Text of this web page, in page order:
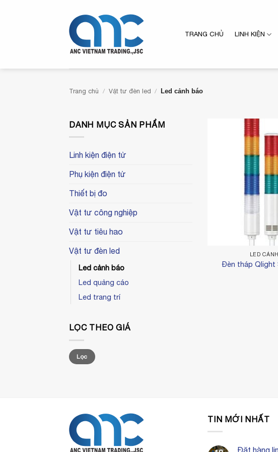
TRANG CHỦ LINH KIỆN
Trang chủ / Vật tư đèn led / Led cảnh báo
DANH MỤC SẢN PHẨM
Linh kiện điện tử
Phụ kiện điện tử
Thiết bị đo
Vật tư công nghiệp
Vật tư tiêu hao
Vật tư đèn led
Led cảnh báo
Led quảng cáo
Led trang trí
LỌC THEO GIÁ
Giá
tối
thiểu
Giá
tối
đa
Lọc
LED
Đèn tháp Qlight
TIN MỚI NHẤT